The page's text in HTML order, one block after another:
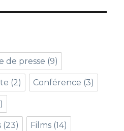
de presse (9)
(2) Conférence (3)
(23) Films (14)